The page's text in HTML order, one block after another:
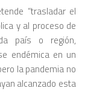
“trasladar el
y al proceso de
país o región,
endémica en un
la pandemia no
alcanzado esta